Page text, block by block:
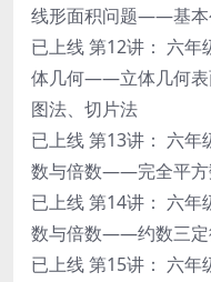
线形面积问题——基本
已上线 第12讲： 六
体几何——立体几何表
图法、切片法
已上线 第13讲： 六
数与倍数——完全平方
已上线 第14讲： 六
数与倍数——约数三定
已上线 第15讲： 六